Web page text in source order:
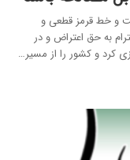
و خط قرمز قطعی و
به حق اعتراض و در
کرد و کشور را از مسیر…